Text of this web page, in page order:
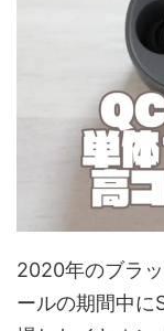
2020年のブラ
ールの期間中に